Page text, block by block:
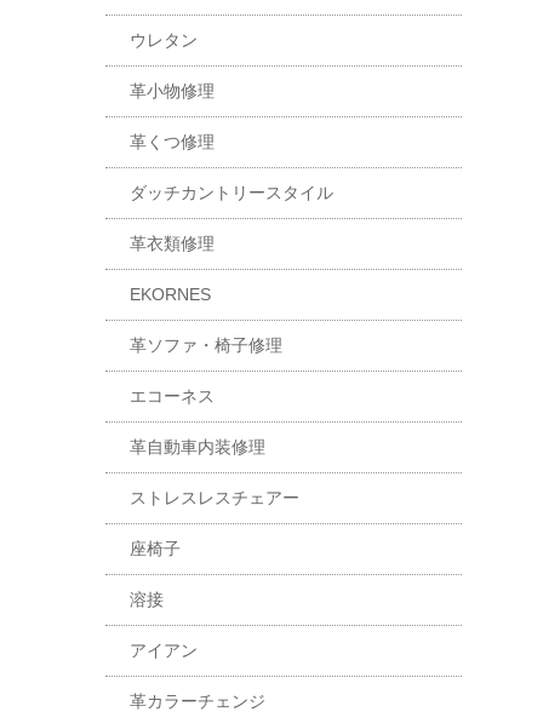
ウレタン
革小物修理
革くつ修理
ダッチカントリースタイル
革衣類修理
EKORNES
革ソファ・椅子修理
エコーネス
革自動車内装修理
ストレスレスチェアー
座椅子
溶接
アイアン
革カラーチェンジ